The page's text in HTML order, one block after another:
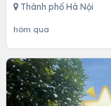
Thành phố Hà Nội
hôm qua